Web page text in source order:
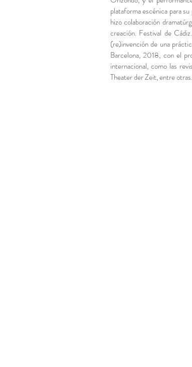
plataforma escénica para
hizo colaboración
creación. Festival de
(re)invención de una
Barcelona, 2018, con el
internacional, como las
Theater der Zeit, entre